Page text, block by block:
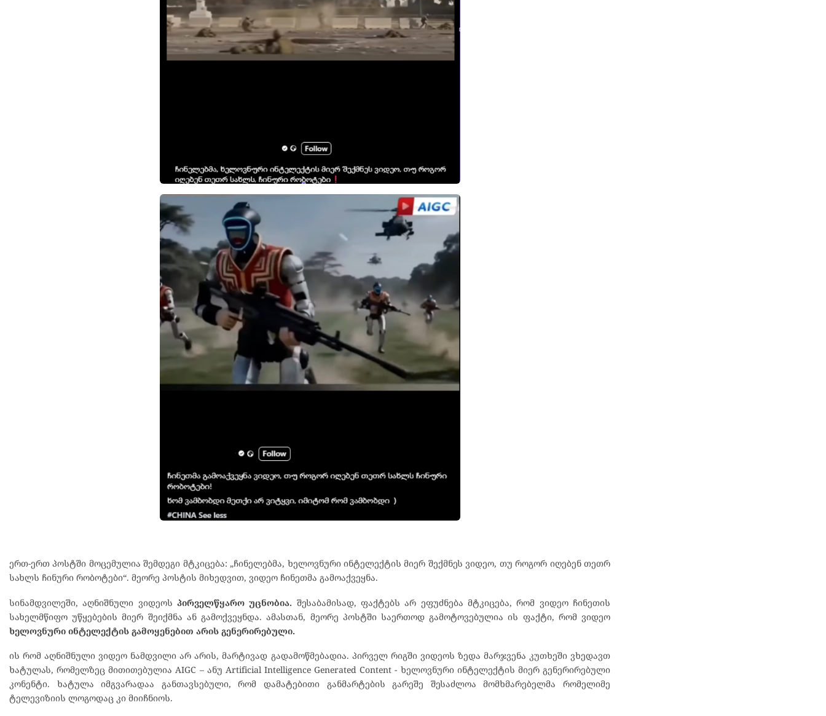
ერთ-ერთ პოსტში მოცემულია შემდეგი მტკიცება: „ჩინელებმა, ხელოვნური ინტელექტის მიერ შექმნეს ვიდეო, თუ როგორ იღებენ თეთრ
სახლს ჩინური რობოტები“. მეორე პოსტის მიხედვით, ვიდეო ჩინეთმა გამოაქვეყნა.
სინამდვილეში, აღნიშნული ვიდეოს პირველწყარო უცნობია. შესაბამისად, ფაქტებს არ ეფუძნება მტკიცება, რომ ვიდეო ჩინეთის
სახელმწიფო უწყებების მიერ შეიქმნა ან გამოქვეყნდა. ამასთან, მეორე პოსტში საერთოდ გამოტოვებულია ის ფაქტი, რომ ვიდეო
ხელოვნური ინტელექტის გამოყენებით არის გენერირებული.
ის რომ აღნიშნული ვიდეო ნამდვილი არ არის, მარტივად გადამოწმებადია. პირველ რიგში ვიდეოს ზედა მარჯვენა კუთხეში ვხედავთ
ხატულას, რომელზეც მითითებულია AIGC – ანუ Artificial Intelligence Generated Content - ხელოვნური ინტელექტის მიერ გენერირებული
კონენტი. ხატულა იმგვარადაა განთავსებული, რომ დამატებითი განმარტების გარეშე შესაძლოა მომხმარებელმა რომელიმე
ტელევიზიის ლოგოდაც კი მიიჩნიოს.